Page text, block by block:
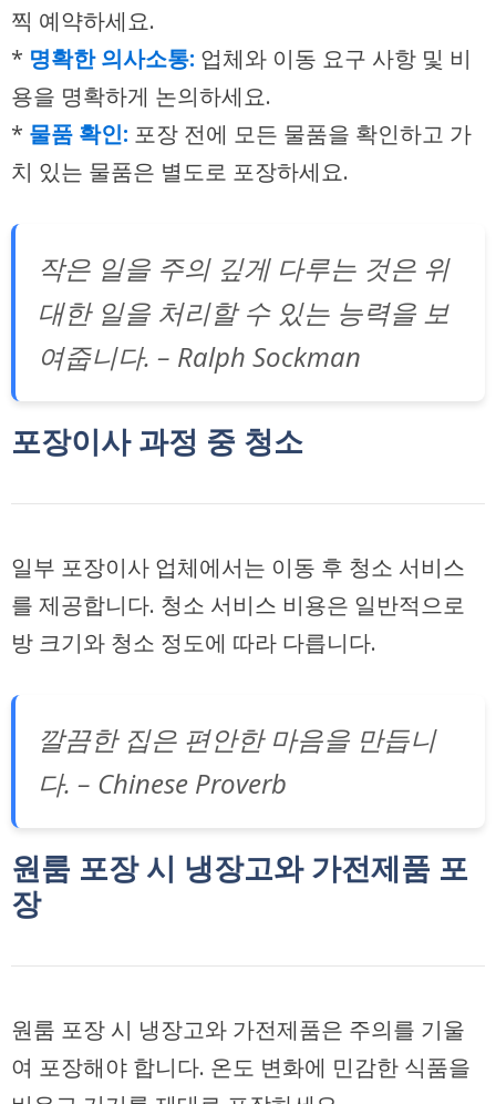
찍 예약하세요.
* 명확한 의사소통: 업체와 이동 요구 사항 및 비
용을 명확하게 논의하세요.
* 물품 확인: 포장 전에 모든 물품을 확인하고 가
치 있는 물품은 별도로 포장하세요.
작은 일을 주의 깊게 다루는 것은 위
대한 일을 처리할 수 있는 능력을 보
여줍니다. – Ralph Sockman
포장이사 과정 중 청소
일부 포장이사 업체에서는 이동 후 청소 서비스
를 제공합니다. 청소 서비스 비용은 일반적으로
방 크기와 청소 정도에 따라 다릅니다.
깔끔한 집은 편안한 마음을 만듭니
다. – Chinese Proverb
원룸 포장 시 냉장고와 가전제품 포
장
원룸 포장 시 냉장고와 가전제품은 주의를 기울
여 포장해야 합니다. 온도 변화에 민감한 식품을